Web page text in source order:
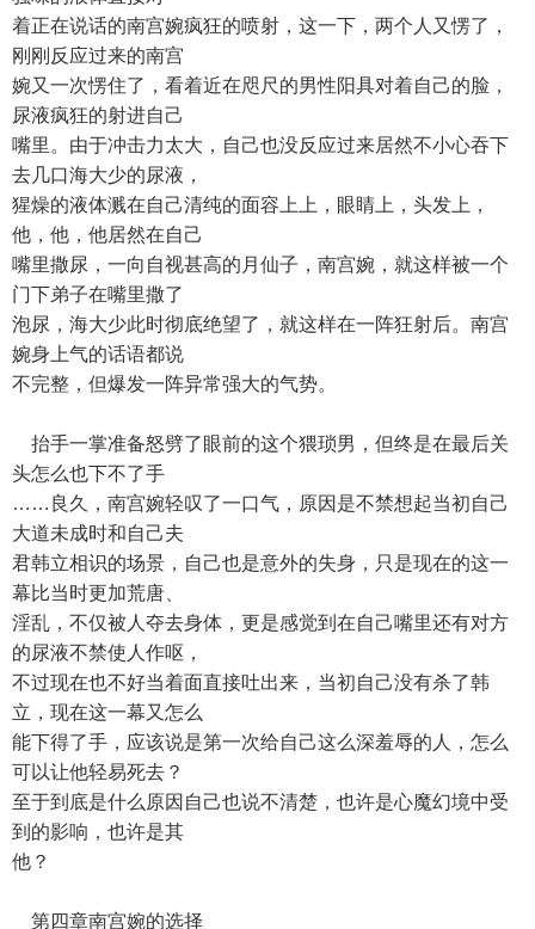
着正在说话的南宫婉疯狂的喷射，这一下，两个人又愣了，
刚刚反应过来的南宫
婉又一次愣住了，看着近在咫尺的男性阳具对着自己的脸，
尿液疯狂的射进自己
嘴里。由于冲击力太大，自己也没反应过来居然不小心吞下
去几口海大少的尿液，
猩燥的液体溅在自己清纯的面容上上，眼睛上，头发上，
他，他，他居然在自己
嘴里撒尿，一向自视甚高的月仙子，南宫婉，就这样被一个
门下弟子在嘴里撒了
泡尿，海大少此时彻底绝望了，就这样在一阵狂射后。南宫
婉身上气的话语都说
不完整，但爆发一阵异常强大的气势。
抬手一掌准备怒劈了眼前的这个猥琐男，但终是在最后关
头怎么也下不了手
……良久，南宫婉轻叹了一口气，原因是不禁想起当初自己
大道未成时和自己夫
君韩立相识的场景，自己也是意外的失身，只是现在的这一
幕比当时更加荒唐、
淫乱，不仅被人夺去身体，更是感觉到在自己嘴里还有对方
的尿液不禁使人作呕，
不过现在也不好当着面直接吐出来，当初自己没有杀了韩
立，现在这一幕又怎么
能下得了手，应该说是第一次给自己这么深羞辱的人，怎么
可以让他轻易死去？
至于到底是什么原因自己也说不清楚，也许是心魔幻境中受
到的影响，也许是其
他？
第四章南宫婉的选择